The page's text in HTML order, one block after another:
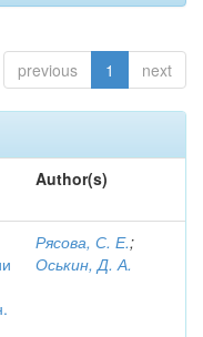
previous 1 next
Author(s)
Рясова, С. Е.;
Оськин, Д. А.